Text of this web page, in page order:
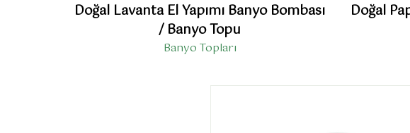
Doğal Lavanta El Yapımı Banyo Bombası
/ Banyo Topu
Banyo Topları
Doğal